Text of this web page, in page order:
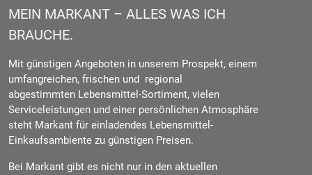
MEIN MARKANT – ALLES WAS ICH
BRAUCHE.
Mit günstigen Angeboten in unserem Prospekt, einem
umfangreichen, frischen und regional
abgestimmten Lebensmittel-Sortiment, vielen
Serviceleistungen und einer persönlichen Atmosphäre
steht Markant für einladendes Lebensmittel-
Einkaufsambiente zu günstigen Preisen.
Bei Markant gibt es nicht nur in den aktuellen